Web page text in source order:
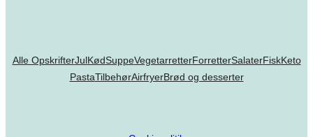
Alle OpskrifterJulKødSuppeVegetarretterForretterSalaterFiskKeto
PastaTilbehørAirfryerBrød og desserter